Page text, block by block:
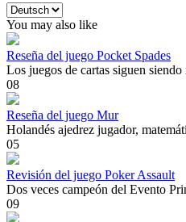
Elegir
un
idioma
You may also like
Reseña del juego Pocket Spades
Los juegos de cartas siguen
08
Reseña del juego Mur
Holandés ajedrez jugador,
05
Revisión del juego Poker Assault
Dos veces campeón del Evento
09